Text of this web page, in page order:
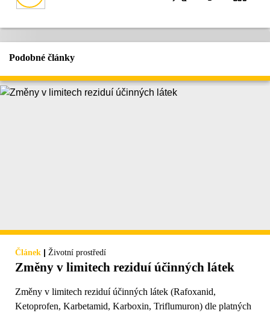
Podobné články
Článek | Životní prostředí
Změny v limitech reziduí účinných látek
Změny v limitech reziduí účinných látek (Rafoxanid,
Ketoprofen, Karbetamid, Karboxin, Triflumuron) dle platných